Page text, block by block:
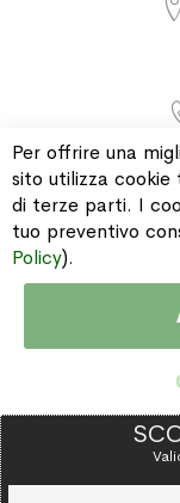
INFORMAZIONI
Copyright © 2015
Per offrire una
sito utilizza
di terze parti. I
tuo preventivo
Policy).